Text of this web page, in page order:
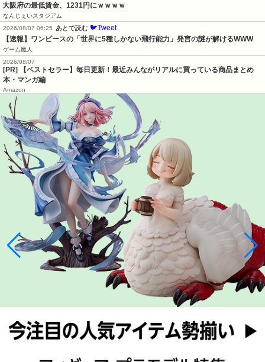
大阪府の最低賃金、1231円にｗｗｗｗ
なんじぇいスタジアム
2026/08/07 06:25
あとで読む 🐦Tweet
【速報】ワンピースの「世界に5種しかない飛行能力」発言の謎が解けるWWW
ゲーム魔人
2026/08/07
[PR] 【ベストセラー】毎日更新！最近みんながリアルに買っている商品まとめ
本・マンガ編
Amazon